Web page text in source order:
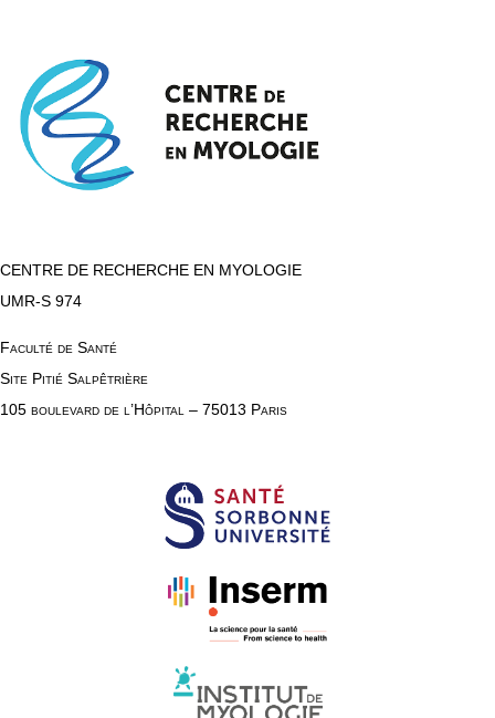
CENTRE DE RECHERCHE EN MYOLOGIE
UMR-S 974
Faculté de Santé
Site Pitié Salpêtrière
105 boulevard de l’Hôpital – 75013 Paris